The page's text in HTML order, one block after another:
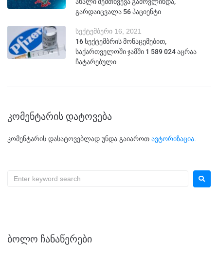
გარდაიცვალა 56 პაციენტი
სექტემბერი 16, 2021
16 სექტემბრის მონაცემებით,
საქართველოში ჯამში 1 589 024​ აცრაა
ჩატარებული
კომენტარის დატოვება
კომენტარის დასატოვებლად უნდა გაიაროთ ავტორიზაცია
ᲑᲝᲚᲝ ᲩᲐᲜᲐᲬᲔᲠᲔᲑᲘ